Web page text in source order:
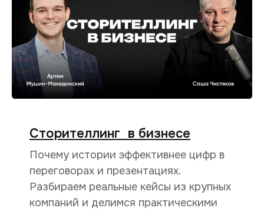
Сторителлинг в бизнесе
Почему истории эффективнее цифр в
переговорах и презентациях.
Разбираем реальные кейсы из крупных
компаний и делимся практическими